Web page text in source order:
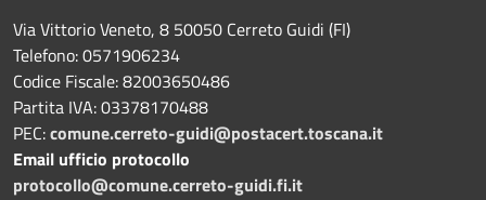
Via Vittorio Veneto, 8 50050 Cerreto Guidi (FI)
Telefono: 0571906234
Codice Fiscale: 82003650486
Partita IVA: 03378170488
PEC:comune.cerreto-guidi@postacert.toscana.it
Email ufficio protocollo
protocollo@comune.cerreto-guidi.fi.it